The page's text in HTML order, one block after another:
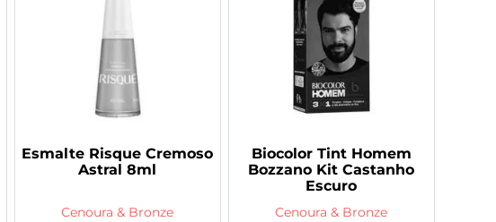
Esmalte Risque Cremoso
Astral 8ml
Cenoura & Bronze
Biocolor Tint Homem
Bozzano Kit Castanho
Escuro
Cenoura & Bronze